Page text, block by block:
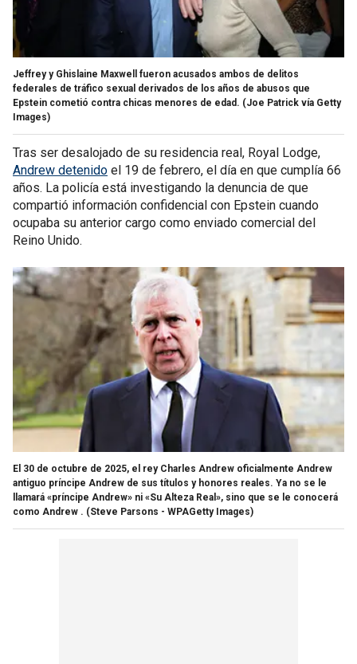
Jeffrey y Ghislaine Maxwell fueron acusados ambos de delitos
federales de tráfico sexual derivados de los años de abusos que
Epstein cometió contra chicas menores de edad. (Joe Patrick vía Getty
Images)
Tras ser desalojado de su residencia real, Royal Lodge,
Andrew detenido el 19 de febrero, el día en que cumplía 66
años. La policía está investigando la denuncia de que
compartió información confidencial con Epstein cuando
ocupaba su anterior cargo como enviado comercial del
Reino Unido.
El 30 de octubre de 2025, el rey Charles Andrew oficialmente Andrew
antiguo príncipe Andrew de sus títulos y honores reales. Ya no se le
llamará «príncipe Andrew» ni «Su Alteza Real», sino que se le conocerá
como Andrew . (Steve Parsons - WPAGetty Images)